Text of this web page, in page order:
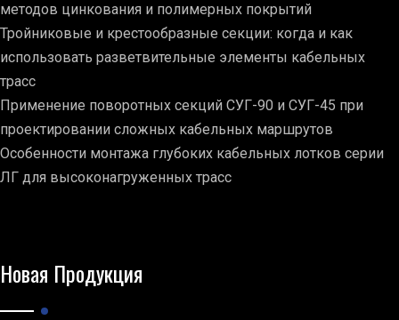
методов цинкования и полимерных покрытий
Тройниковые и крестообразные секции: когда и как
использовать разветвительные элементы кабельных
трасс
Применение поворотных секций СУГ-90 и СУГ-45 при
проектировании сложных кабельных маршрутов
Особенности монтажа глубоких кабельных лотков серии
ЛГ для высоконагруженных трасс
Новая Продукция